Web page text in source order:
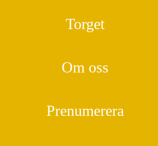
Torget
Om oss
Prenumerera